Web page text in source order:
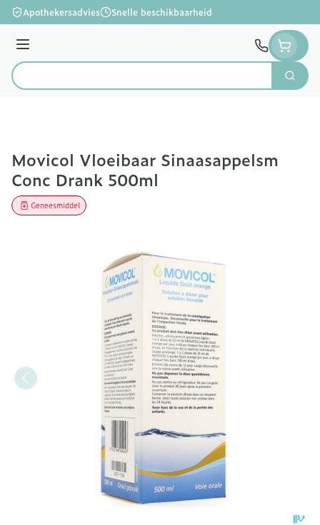
Ga naar de inhoud
Apothekersadvies Snelle beschikbaarheid
Menu
Product, merk, categorie...
Zoek
Movicol Vloeibaar Sinaasappelsm
Conc Drank 500ml
Geneesmiddel